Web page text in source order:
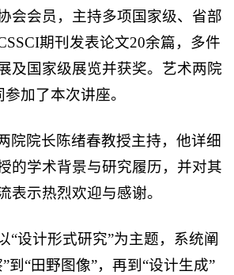
会会员，主持多项国家级、省部
期刊发表论文20余篇，多件
及国家级展览并获奖。艺术两院
加了本次讲座。
院院长陈绪春教授主持，他详细
的学术背景与研究履历，并对其
表示热烈欢迎与感谢。
“设计形式研究”为主题，系统阐
到“田野图像”，再到“设计生成”